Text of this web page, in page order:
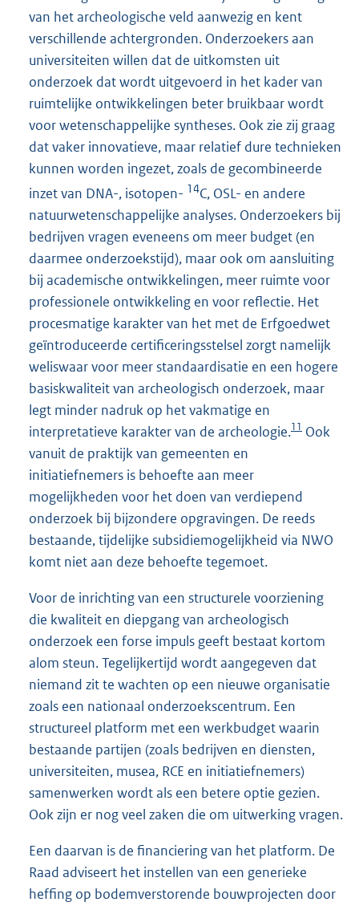
van het archeologische veld aanwezig en kent
verschillende achtergronden. Onderzoekers aan
universiteiten willen dat de uitkomsten uit
onderzoek dat wordt uitgevoerd in het kader van
ruimtelijke ontwikkelingen beter bruikbaar wordt
voor wetenschappelijke syntheses. Ook zie zij graag
dat vaker innovatieve, maar relatief dure technieken
kunnen worden ingezet, zoals de gecombineerde
inzet van DNA-, isotopen- 14C, OSL- en andere
natuurwetenschappelijke analyses. Onderzoekers bij
bedrijven vragen eveneens om meer budget (en
daarmee onderzoekstijd), maar ook om aansluiting
bij academische ontwikkelingen, meer ruimte voor
professionele ontwikkeling en voor reflectie. Het
procesmatige karakter van het met de Erfgoedwet
geïntroduceerde certificeringsstelsel zorgt namelijk
weliswaar voor meer standaardisatie en een hogere
basiskwaliteit van archeologisch onderzoek, maar
legt minder nadruk op het vakmatige en
interpretatieve karakter van de archeologie.11 Ook
vanuit de praktijk van gemeenten en
initiatiefnemers is behoefte aan meer
mogelijkheden voor het doen van verdiepend
onderzoek bij bijzondere opgravingen. De reeds
bestaande, tijdelijke subsidiemogelijkheid via NWO
komt niet aan deze behoefte tegemoet.
Voor de inrichting van een structurele voorziening
die kwaliteit en diepgang van archeologisch
onderzoek een forse impuls geeft bestaat kortom
alom steun. Tegelijkertijd wordt aangegeven dat
niemand zit te wachten op een nieuwe organisatie
zoals een nationaal onderzoekscentrum. Een
structureel platform met een werkbudget waarin
bestaande partijen (zoals bedrijven en diensten,
universiteiten, musea, RCE en initiatiefnemers)
samenwerken wordt als een betere optie gezien.
Ook zijn er nog veel zaken die om uitwerking vragen.
Een daarvan is de financiering van het platform. De
Raad adviseert het instellen van een generieke
heffing op bodemverstorende bouwprojecten door